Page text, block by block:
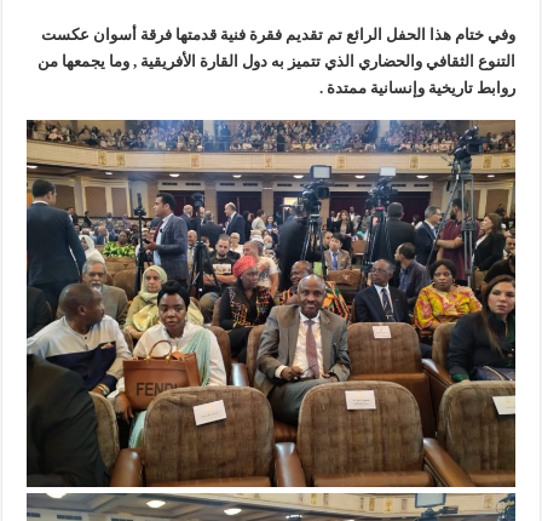
وفي ختام هذا الحفل الرائع تم تقديم فقرة فنية قدمتها فرقة أسوان عكست
التنوع الثقافي والحضاري الذي تتميز به دول القارة الأفريقية , وما يجمعها من
روابط تاريخية وإنسانية ممتدة .